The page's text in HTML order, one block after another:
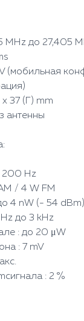
MHz до 27,405
(мобильная
37 (Г) mm
антенны
200 Hz
/ 4 W FM
4 nW (- 54 dBm)
до 3 kHz
: до 20 μW
: 7 mV
: 2 %